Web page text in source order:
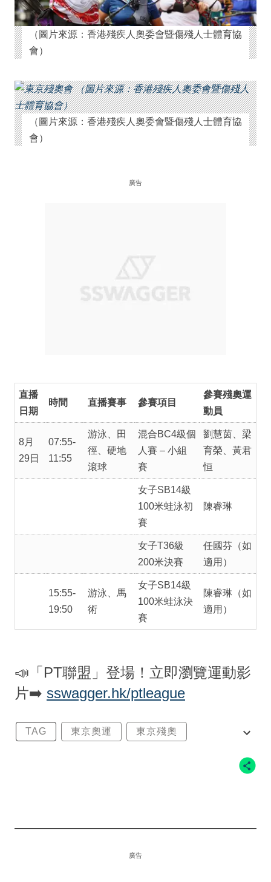
（圖片來源：香港殘疾人奧委會暨傷殘人士體育協
會）
（圖片來源：香港殘疾人奧委會暨傷殘人士體育協
會）
廣告
直播
日期
時間 直播賽事 參賽項目
參賽殘奧運
動員
8月
29日
07:55-
11:55
游泳、田
徑、硬地
滾球
混合BC4級個
人賽 – 小組
賽
劉慧茵、梁
育榮、黃君
恒
女子SB14級
100米蛙泳初
賽
陳睿琳
女子T36級
200米決賽
任國芬（如
適用）
15:55-
19:50
游泳、馬
術
女子SB14級
100米蛙泳決
賽
陳睿琳（如
適用）
📣「PT聯盟」登場！立即瀏覽運動影
片➡️ sswagger.hk/ptleague
TAG 東京奧運 東京殘奧
廣告